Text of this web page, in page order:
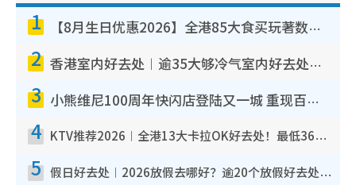
1 【8月生日优惠2026】全港85大食买玩著数攻略 自助餐/火锅放题同行免费＋诚品/DONKI送现金券
2 香港室内好去处︱逾35大够冷气室内好去处推荐 室内活动免费避雨无惧下雨
3 小熊维尼100周年快闪店登陆又一城 重现百亩森林经典场景／独家限定盲盒登场／专属DIY香水
4 KTV推荐2026︱全港13大卡拉OK好去处！最低36元起 日语歌都有！(附地址+收费详情)
5 假日好去处︱2026放假去哪好？逾20个放假好去处郊外/秘境 休闲半日或一日游